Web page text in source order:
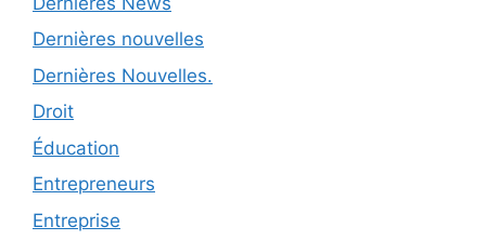
Dernières nouvelles
Dernières Nouvelles.
Droit
Éducation
Entrepreneurs
Entreprise